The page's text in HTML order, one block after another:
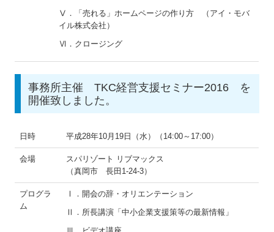
Ⅴ．「売れる」ホームページの作り方 （アイ・モバ
イル株式会社）
Ⅵ．クロージング
事務所主催 TKC経営支援セミナー2016 を
開催致しました。
日時 平成28年10月19日（水）（14:00～17:00）
会場
スパリゾート リブマックス
（真岡市 長田1-24-3）
プログラ
ム
Ⅰ．開会の辞・オリエンテーション
Ⅱ．所長講演「中小企業支援策等の最新情報」